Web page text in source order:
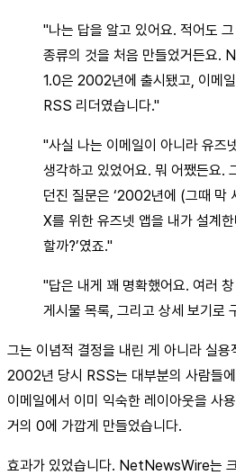
"나는 답을 알고 있어요. 적어도
종류의 것을 처음 만들었거든요
1.0은 2002년에 출시됐고, 이메일
RSS 리더였습니다."
"사실 나는 이메일이 아니라 유
생각하고 있었어요. 뭐 어쨌든요.
던진 질문은 ‘2002년에 (그때 막
X를 위한 유즈넷 앱을 내가 설계
할까?’였죠."
"답은 내게 꽤 명확했어요. 여러
게시물 목록, 그리고 상세 보기로
그는 이념적 결정을 내린 게 아니라 실용
2002년 당시 RSS는 대부분의 사람들
이메일에서 이미 익숙한 레이아웃을 사
거의 0에 가깝게 만들었습니다.
효과가 있었습니다. NetNewsWire는